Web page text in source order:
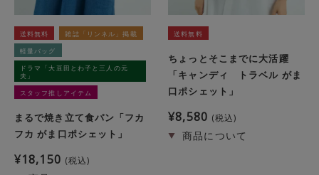
送料無料
雑誌「リンネル」掲載
軽量バッグ
ドラマ「大豆田とわ子と三人の元
夫」
スタッフ推しアイテム
まるで焼き立て食パン「フカ
フカ がま口ポシェット」
¥18,150 税込
送料無料
ちょっとそこまでに大活躍
「キャンディ トラベル がま
口ポシェット」
¥8,580 税込